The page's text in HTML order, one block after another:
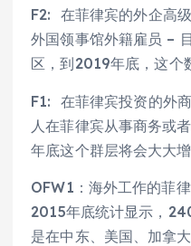
F2: 在菲律宾的外企高
外国领事馆外籍雇员 –
区，到2019年底，这个
F1: 在菲律宾投资的外
人在菲律宾从事商务或
年底这个群层将会大大
OFW1：海外工作的菲
2015年底统计显示，
是在中东、美国、加拿